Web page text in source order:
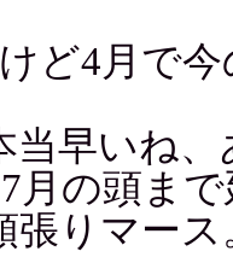
ど4月で
当早いね
月の頭ま
張りマース